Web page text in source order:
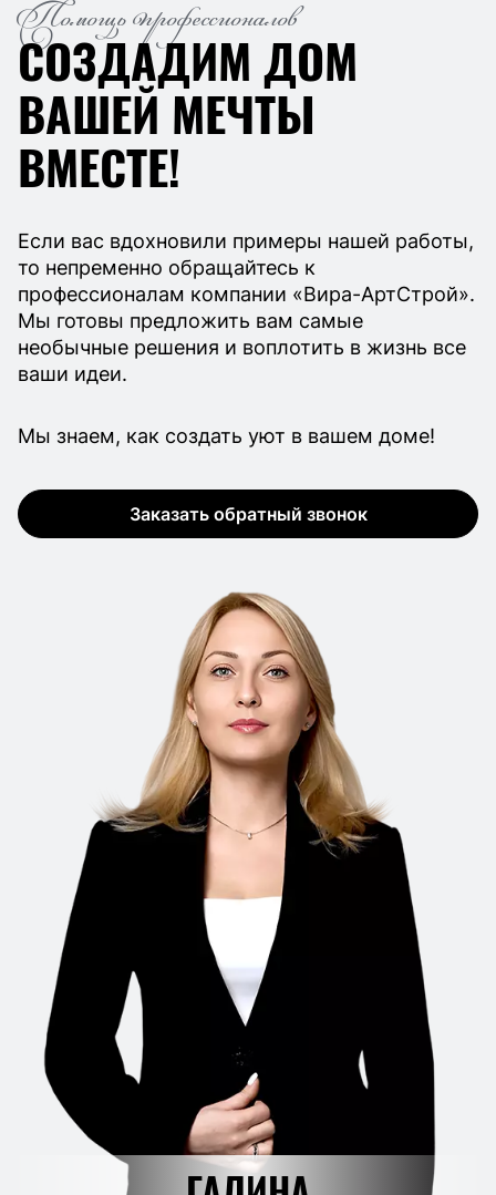
Помощь профессионалов
СОЗДАДИМ ДОМ
ВАШЕЙ МЕЧТЫ
ВМЕСТЕ!
Если вас вдохновили примеры нашей работы,
то непременно обращайтесь к
профессионалам компании «Вира-АртСтрой».
Мы готовы предложить вам самые
необычные решения и воплотить в жизнь все
ваши идеи.
Мы знаем, как создать уют в вашем доме!
Заказать обратный звонок